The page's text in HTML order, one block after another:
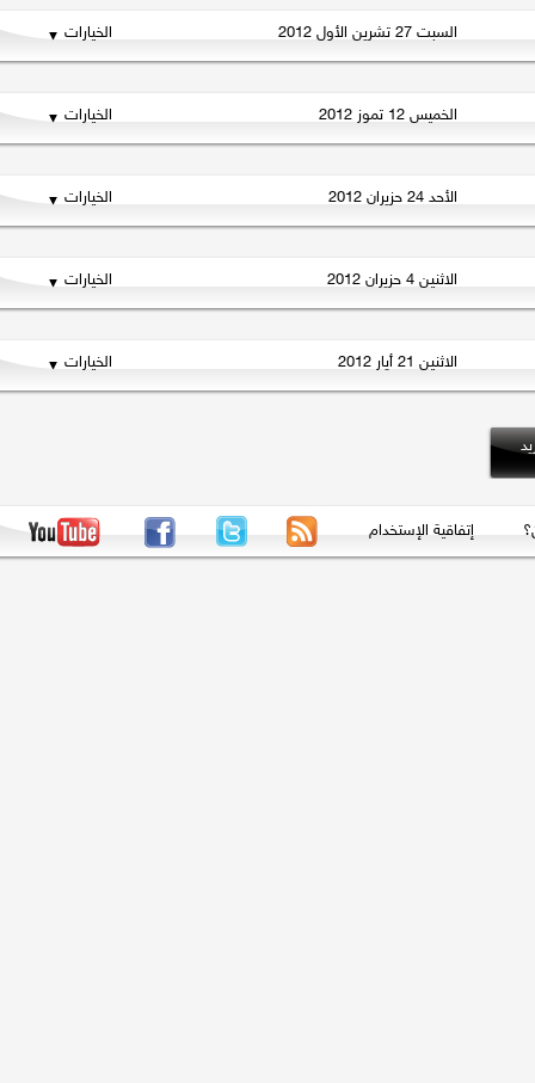
السبت 27 تشرين الأول 2012 الخيارات
الخميس 12 تموز 2012 الخيارات
الأحد 24 حزيران 2012 الخيارات
الاثنين 4 حزيران 2012 الخيارات
الاثنين 21 أيار 2012 الخيارات
إتفاقية الإستخدام